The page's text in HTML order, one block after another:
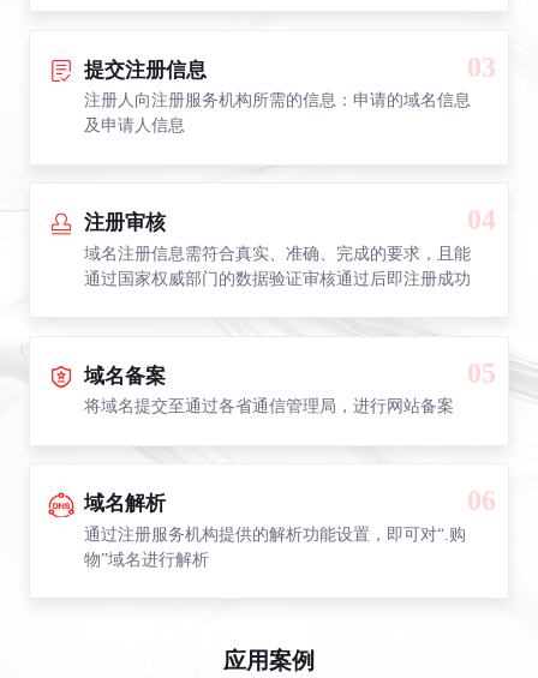
提交注册信息
注册人向注册服务机构所需的信息：申请的域名信息
及申请人信息
03
注册审核
域名注册信息需符合真实、准确、完成的要求，且能
通过国家权威部门的数据验证审核通过后即注册成功
04
域名备案
将域名提交至通过各省通信管理局，进行网站备案
05
域名解析
通过注册服务机构提供的解析功能设置，即可对“.购
物”域名进行解析
06
应用案例